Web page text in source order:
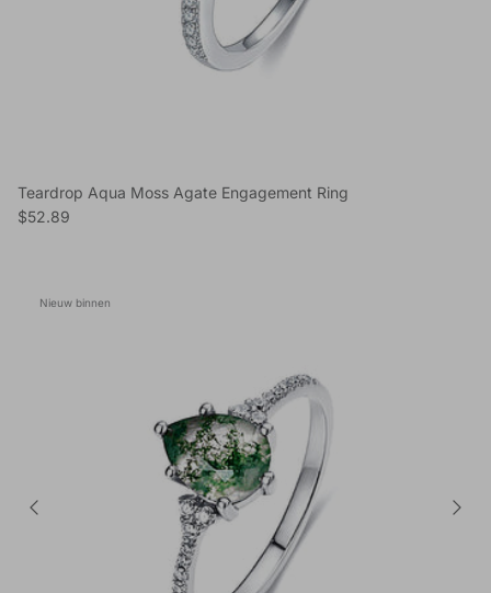
Teardrop Aqua Moss Agate Engagement Ring
Reguliere prijs
$52.89
Nieuw binnen